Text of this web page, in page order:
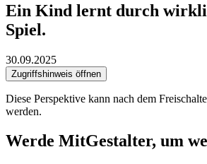
Ein Kind lernt durch
Spiel.
30.09.2025
Zugriffshinweis öffnen
Diese Perspektive kann nach dem
werden.
Werde MitGestalter, um